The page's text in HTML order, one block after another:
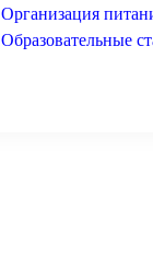
Организация
Образовательные